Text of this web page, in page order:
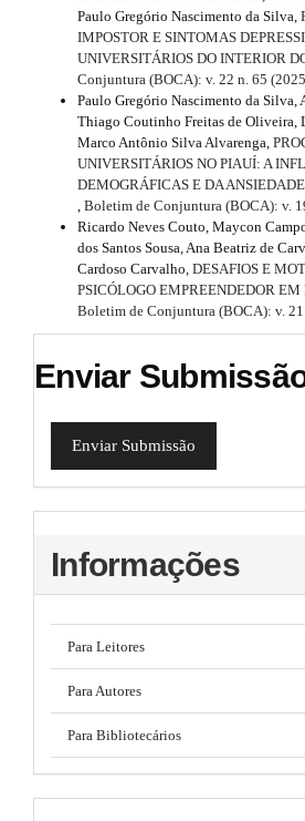
Paulo Gregório Nascimento da Silva,
IMPOSTOR E SINTOMAS
UNIVERSITÁRIOS DO INTERIOR
Conjuntura (BOCA): v. 22 n. 65
Paulo Gregório Nascimento da Silva,
Thiago Coutinho Freitas de Oliveira,
Marco Antônio Silva Alvarenga,
UNIVERSITÁRIOS NO PIAUÍ: A
DEMOGRÁFICAS E DA
, Boletim de Conjuntura (BOCA): v.
Ricardo Neves Couto, Maycon
dos Santos Sousa, Ana Beatriz de
Cardoso Carvalho, DESAFIOS E
PSICÓLOGO EMPREENDEDOR
Boletim de Conjuntura (BOCA): v.
Enviar
Enviar Submissão
Informações
Para Leitores
Para Autores
Para Bibliotecários